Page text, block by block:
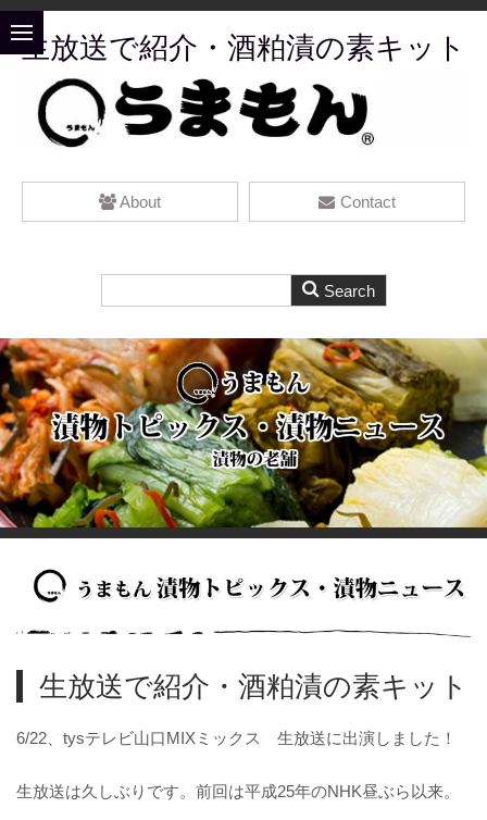
生放送で紹介・酒粕漬の素キット
About Contact
生放送で紹介・酒粕漬の素キット
6/22、tysテレビ山口MIXミックス 生放送に出演しました！
生放送は久しぶりです。前回は平成25年のNHK昼ぶら以来。